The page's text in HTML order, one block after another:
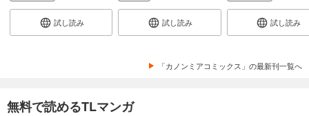
試し読み 試し読み 試し読み
「カノンミアコミックス」の最新刊一覧へ
無料で読めるTLマンガ